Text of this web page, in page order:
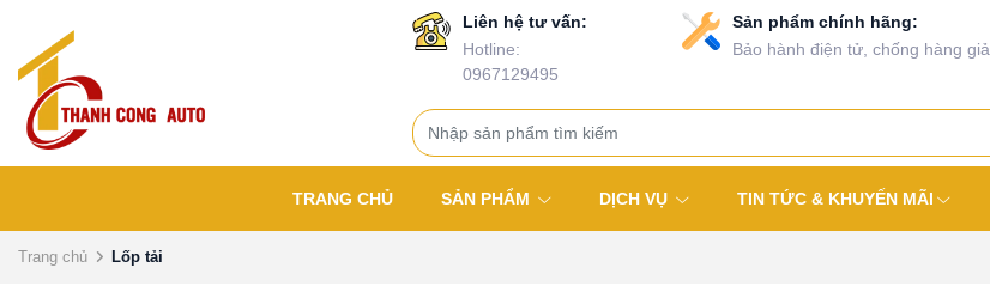
Liên hệ tư vấn:
Hotline:
0967129495
Sản phẩm chính hãng:
Bảo hành điện tử, chống hàng giả
TRANG CHỦ SẢN PHẨM DỊCH VỤ TIN TỨC & KHUYẾN MÃI
Trang chủ Lốp tải